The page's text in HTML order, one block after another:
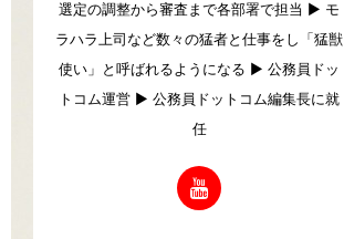
選定の調整から審査まで各部署で担当 ▶︎ モ
ラハラ上司など数々の猛者と仕事をし「猛獣
使い」と呼ばれるようになる ▶︎ 公務員ドッ
トコム運営 ▶︎ 公務員ドットコム編集長に就
任